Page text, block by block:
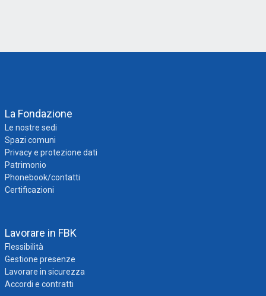
La Fondazione
Le nostre sedi
Spazi comuni
Privacy e protezione dati
Patrimonio
Phonebook/contatti
Certificazioni
Lavorare in FBK
Flessibilità
Gestione presenze
Lavorare in sicurezza
Accordi e contratti